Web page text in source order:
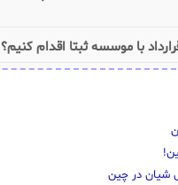
با موسسه ثبتا اقدام کنیم؟
شیان در چین